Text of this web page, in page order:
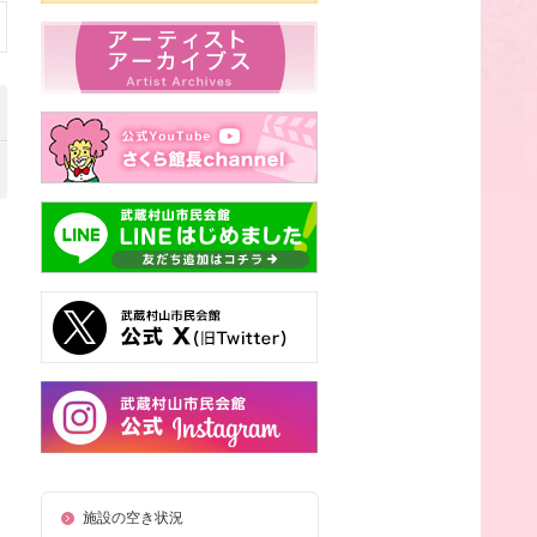
施設の空き状況